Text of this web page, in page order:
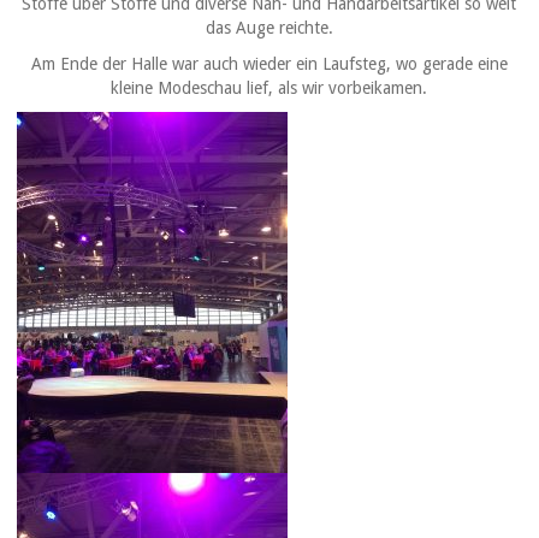
Stoffe über Stoffe und diverse Näh- und Handarbeitsartikel so weit
das Auge reichte.
Am Ende der Halle war auch wieder ein Laufsteg, wo gerade eine
kleine Modeschau lief, als wir vorbeikamen.